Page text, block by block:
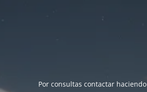
Por consultas contactar haciendo